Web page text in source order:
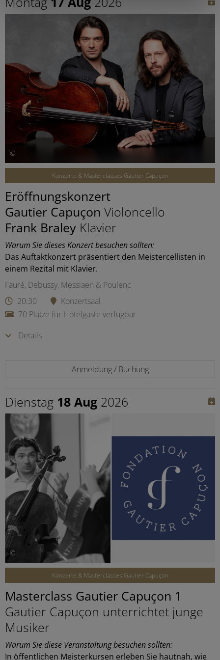
©
Konzerte & Masterclasses Gautier Capuçon
Eröffnungskonzert
Gautier Capuçon Violoncello
Frank Braley Klavier
Warum Sie dieses Konzert besuchen sollten:
Das Auftaktkonzert präsentiert den Meistercellisten in
einem Rezital mit Klavier.
Fauré, Debussy, Messiaen & Poulenc
20:30
Konzertsaal
70 Plätze für Hotelgäste verfügbar
Details
Anmeldung / Buchung
Dienstag 18 Aug 2026
©
Konzerte & Masterclasses Gautier Capuçon
Masterclass Gautier Capuçon 1
Gautier Capuçon unterrichtet junge
Musiker
Warum Sie diese Veranstaltung besuchen sollten:
In öffentlichen Meisterkursen erleben Sie hautnah, wie